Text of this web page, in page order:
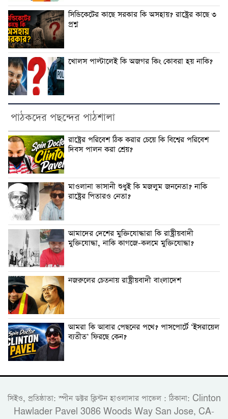
সিন্ডিকেটের কাছে সরকার কি অসহায়? রাষ্ট্রের কাছে ৩
প্রশ্ন
‎খোলস পাল্টালেই কি অজগর কিং কোবরা হয় নাকি?
পাঠকদের পছন্দের পাঠশালা
‎রাষ্ট্রের পরিবেশ ঠিক করার চেয়ে কি বিশ্বের পরিবেশ
দিবস পালন করা শ্রেয়?
‎মাওলানা ভাসানী শুধুই কি মজলুম জননেতা? নাকি
রাষ্ট্রের পিতারও নেতা?
‎আমাদের দেশের মুক্তিযোদ্ধারা কি রাষ্ট্রীয়বাদী
মুক্তিযোদ্ধা, নাকি কাগজে-কলমে মুক্তিযোদ্ধা?
‎নজরুলের চেতনায় রাষ্ট্রীয়বাদী বাংলাদেশ
‎আমরা কি আবার পেছনের পথে? পাসপোর্টে ‘ইসরায়েল
ব্যতীত’ ফিরছে কেন?
সিইও, প্রতিষ্ঠাতা: স্পীন ডক্টর ক্লিন্টন হাওলাদার পাভেল : ঠিকানা: Clinton
Hawlader Pavel 3086 Woods Way San Jose, CA-